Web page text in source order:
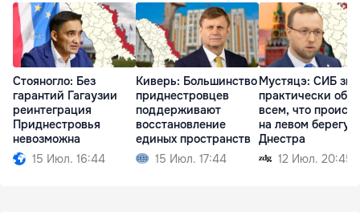
Стояногло: Без
гарантий Гагаузии
реинтеграция
Приднестровья
невозможна
15 Июл. 16:44
Киверь: Большинство
приднестровцев
поддерживают
восстановление
единых пространств
15 Июл. 17:44
Мустяцэ: СИБ
практически обо
всем, что
на левом берегу
Днестра
12 Июл. 20:45